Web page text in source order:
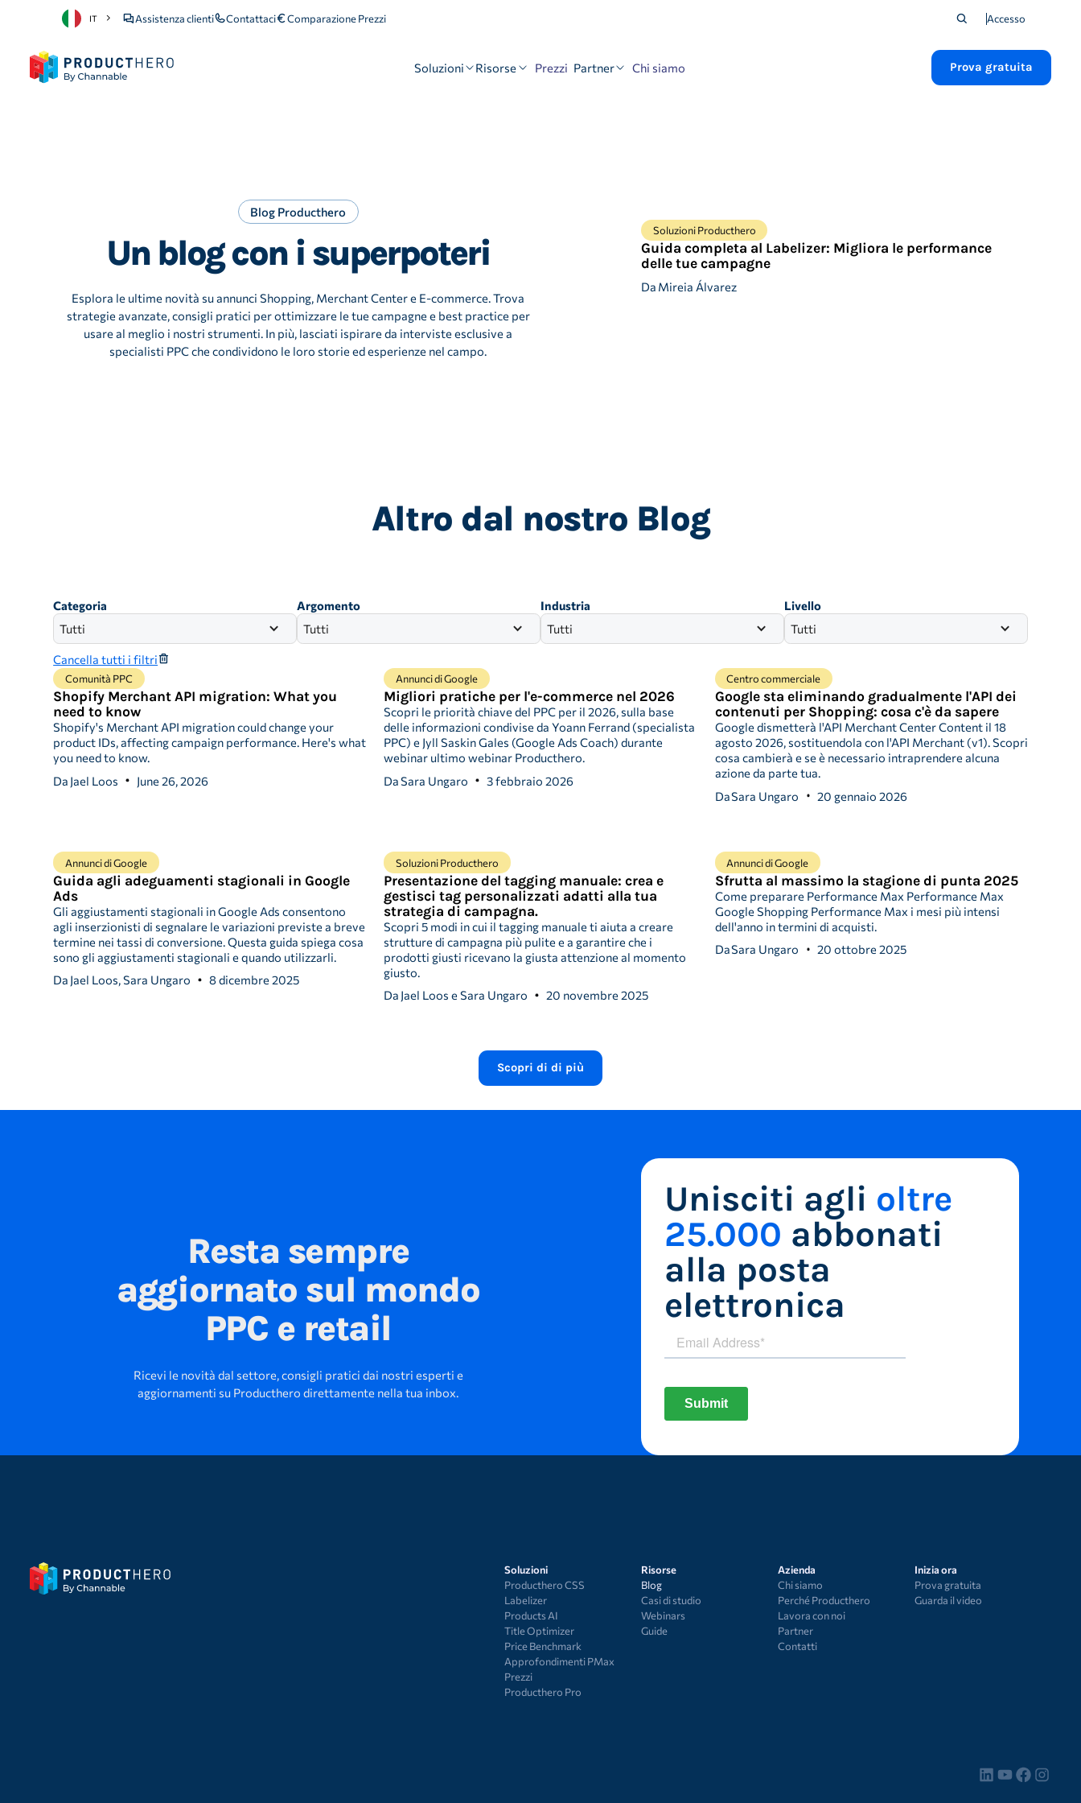
IT Assistenza clienti Contattaci Comparazione Prezzi Accesso
Soluzioni Risorse Prezzi Partner Chi siamo Prova gratuita
Blog Producthero
Un blog con i superpoteri
Esplora le ultime novità su annunci Shopping, Merchant Center e E-commerce. Trova
strategie avanzate, consigli pratici per ottimizzare le tue campagne e best practice per
usare al meglio i nostri strumenti. In più, lasciati ispirare da interviste esclusive a
specialisti PPC che condividono le loro storie ed esperienze nel campo.
Soluzioni Producthero
Guida completa al Labelizer: Migliora le performance
delle tue campagne
Da Mireia Álvarez
Altro dal nostro Blog
Categoria
Tutti
Argomento
Tutti
Industria
Tutti
Livello
Tutti
Cancella tutti i filtri
Comunità PPC
Shopify Merchant API migration: What you
need to know
Shopify's Merchant API migration could change your
product IDs, affecting campaign performance. Here's what
you need to know.
Da Jael Loos June 26, 2026
Annunci di Google
Migliori pratiche per l'e-commerce nel 2026
Scopri le priorità chiave del PPC per il 2026, sulla base
delle informazioni condivise da Yoann Ferrand (specialista
PPC) e Jyll Saskin Gales (Google Ads Coach) durante
webinar ultimo webinar Producthero.
DaSara Ungaro 3 febbraio 2026
Centro commerciale
Google sta eliminando gradualmente l'API dei
contenuti per Shopping: cosa c'è da sapere
Google dismetterà l'API Merchant Center Content il 18
agosto 2026, sostituendola con l'API Merchant (v1). Scopri
cosa cambierà e se è necessario intraprendere alcuna
azione da parte tua.
DaSara Ungaro 20 gennaio 2026
Annunci di Google
Guida agli adeguamenti stagionali in Google
Ads
Gli aggiustamenti stagionali in Google Ads consentono
agli inserzionisti di segnalare le variazioni previste a breve
termine nei tassi di conversione. Questa guida spiega cosa
sono gli aggiustamenti stagionali e quando utilizzarli.
Da Jael Loos, Sara Ungaro 8 dicembre 2025
Soluzioni Producthero
Presentazione del tagging manuale: crea e
gestisci tag personalizzati adatti alla tua
strategia di campagna.
Scopri 5 modi in cui il tagging manuale ti aiuta a creare
strutture di campagna più pulite e a garantire che i
prodotti giusti ricevano la giusta attenzione al momento
giusto.
Da Jael Loos e Sara Ungaro 20 novembre 2025
Annunci di Google
Sfrutta al massimo la stagione di punta 2025
Come preparare Performance Max Performance Max
Google Shopping Performance Max i mesi più intensi
dell'anno in termini di acquisti.
DaSara Ungaro 20 ottobre 2025
Scopri di di più
Resta sempre
aggiornato sul mondo
PPC e retail
Ricevi le novità dal settore, consigli pratici dai nostri esperti e
aggiornamenti su Producthero direttamente nella tua inbox.
Unisciti agli oltre
25.000 abbonati
alla posta
elettronica
Soluzioni
Producthero CSS
Labelizer
Products AI
Title Optimizer
Price Benchmark
Approfondimenti PMax
Prezzi
Producthero Pro
Risorse
Blog
Casi di studio
Webinars
Guide
Azienda
Chi siamo
Perché Producthero
Lavora con noi
Partner
Contatti
Inizia ora
Prova gratuita
Guarda il video